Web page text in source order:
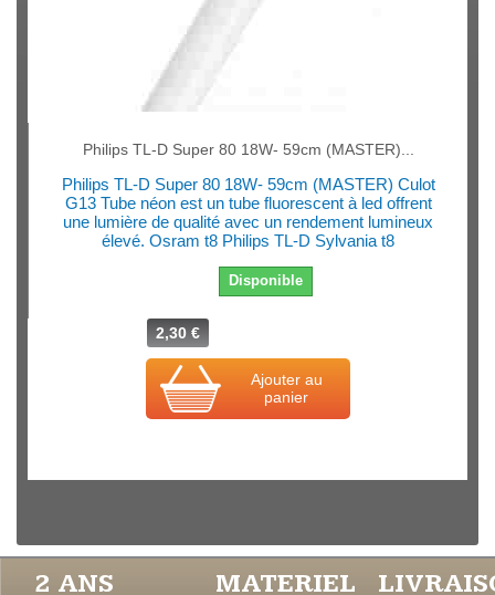
Philips TL-D Super 80 18W- 59cm (MASTER)...
Philips TL-D Super 80 18W- 59cm (MASTER) Culot
G13 Tube néon est un tube fluorescent à led offrent
une lumière de qualité avec un rendement lumineux
élevé. Osram t8 Philips TL-D Sylvania t8
Disponible
2,30 €
Ajouter au
panier
2 ANS MATERIEL